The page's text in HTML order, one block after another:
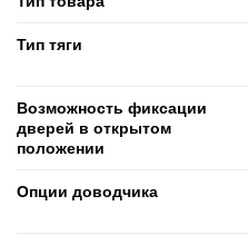
Тип тяги
Возможность фиксации
дверей в открытом
положении
Опции доводчика